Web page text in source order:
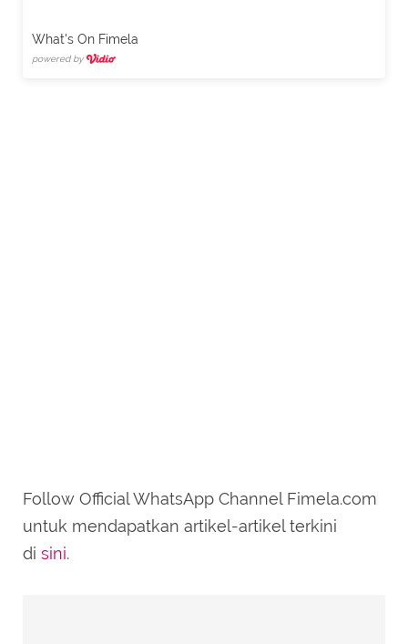
What's On Fimela
powered by
Follow Official WhatsApp Channel Fimela.com
untuk mendapatkan artikel-artikel terkini
di sini.